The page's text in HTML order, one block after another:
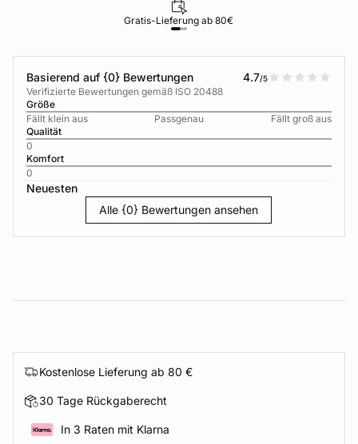
Gratis-Lieferung ab 80€
Basierend auf {0} Bewertungen 4.7/5
Verifizierte Bewertungen gemäß ISO 20488
Größe
Fällt klein aus
Passgenau
Fällt groß aus
Qualität
0
Komfort
0
Neuesten
Alle {0} Bewertungen ansehen
Kostenlose Lieferung ab 80 €
30 Tage Rückgaberecht
In 3 Raten mit Klarna